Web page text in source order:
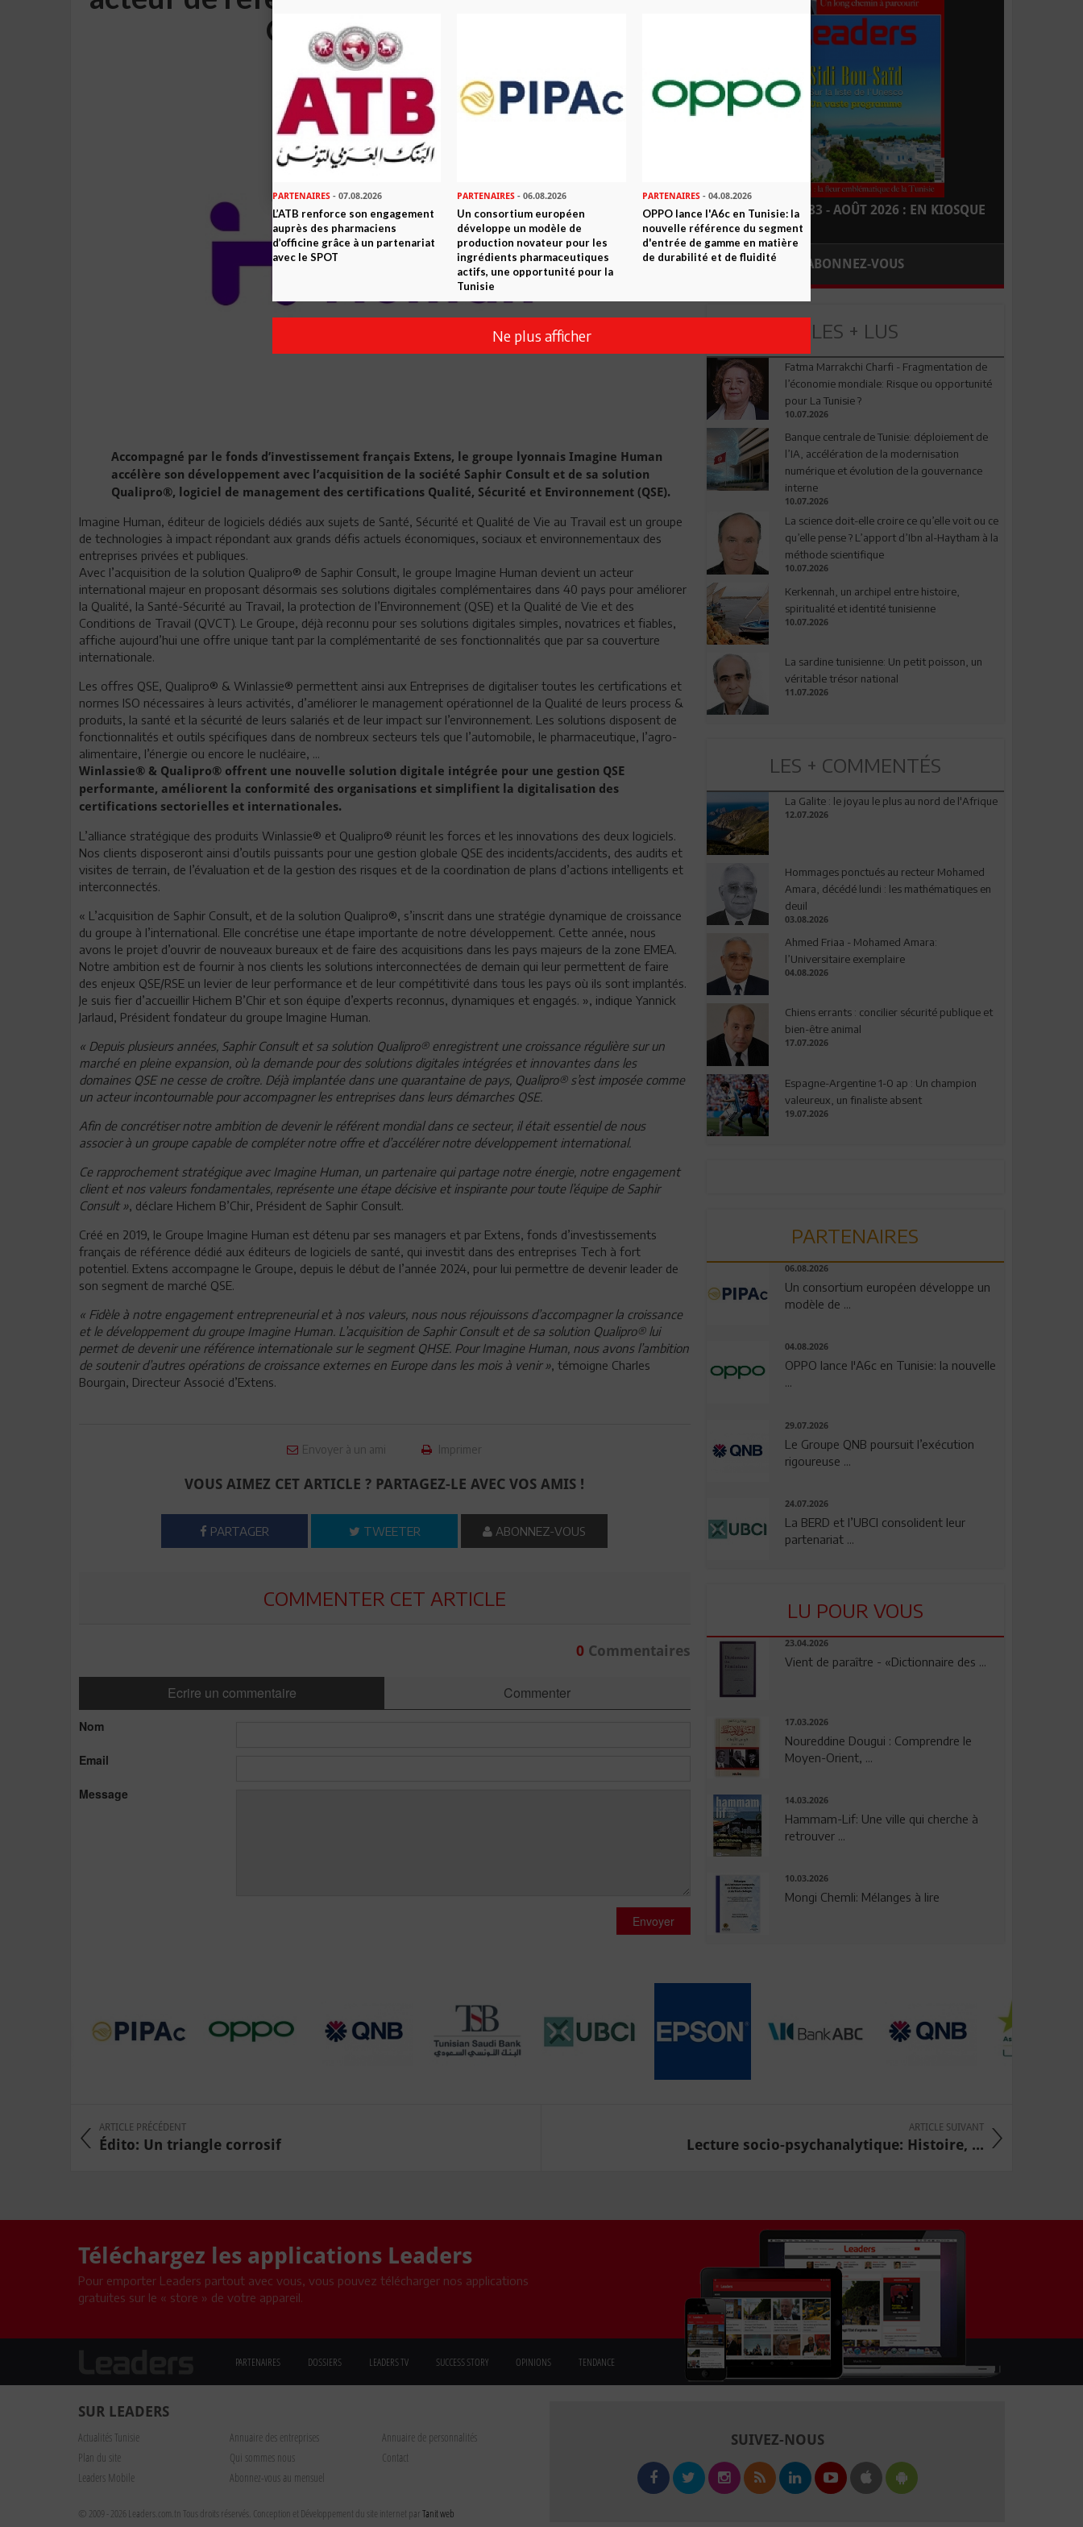
QSE dans 40 pays
Accompagné par le fonds d’investissement français Extens, le groupe lyonnais Imagine Human
accélère son développement avec l’acquisition de la société Saphir Consult et de sa solution
Qualipro®, logiciel de management des certifications Qualité, Sécurité et Environnement (QSE).
Imagine Human, éditeur de logiciels dédiés aux sujets de Santé, Sécurité et Qualité de Vie au Travail est un groupe
de technologies à impact répondant aux grands défis actuels économiques, sociaux et environnementaux des
entreprises privées et publiques.
Avec l’acquisition de la solution Qualipro® de Saphir Consult, le groupe Imagine Human devient un acteur
international majeur en proposant désormais ses solutions digitales complémentaires dans 40 pays pour améliorer
la Qualité, la Santé-Sécurité au Travail, la protection de l’Environnement (QSE) et la Qualité de Vie et des
Conditions de Travail (QVCT). Le Groupe, déjà reconnu pour ses solutions digitales simples, novatrices et fiables,
affiche aujourd’hui une offre unique tant par la complémentarité de ses fonctionnalités que par sa couverture
internationale.
Les offres QSE, Qualipro® & Winlassie® permettent ainsi aux Entreprises de digitaliser toutes les certifications et
normes ISO nécessaires à leurs activités, d’améliorer le management opérationnel de la Qualité de leurs process &
produits, la santé et la sécurité de leurs salariés et de leur impact sur l’environnement. Les solutions disposent de
fonctionnalités et outils spécifiques dans de nombreux secteurs tels que l’automobile, le pharmaceutique, l’agro-
alimentaire, l’énergie ou encore le nucléaire, ...
Winlassie® & Qualipro® offrent une nouvelle solution digitale intégrée pour une gestion QSE
performante, améliorent la conformité des organisations et simplifient la digitalisation des
certifications sectorielles et internationales.
L’alliance stratégique des produits Winlassie® et Qualipro® réunit les forces et les innovations des deux logiciels.
Nos clients disposeront ainsi d’outils puissants pour une gestion globale QSE des incidents/accidents, des audits et
visites de terrain, de l’évaluation et de la gestion des risques et de la coordination de plans d’actions intelligents et
interconnectés.
« L’acquisition de Saphir Consult, et de la solution Qualipro®, s’inscrit dans une stratégie dynamique de croissance
du groupe à l’international. Elle concrétise une étape importante de notre développement. Cette année, nous
avons le projet d’ouvrir de nouveaux bureaux et de faire des acquisitions dans les pays majeurs de la zone EMEA.
Notre ambition est de fournir à nos clients les solutions interconnectées de demain qui leur permettent de faire
des enjeux QSE/RSE un levier de leur performance et de leur compétitivité dans tous les pays où ils sont implantés.
Je suis fier d’accueillir Hichem B’Chir et son équipe d’experts reconnus, dynamiques et engagés. », indique Yannick
Jarlaud, Président fondateur du groupe Imagine Human.
« Depuis plusieurs années, Saphir Consult et sa solution Qualipro® enregistrent une croissance régulière sur un
marché en pleine expansion, où la demande pour des solutions digitales intégrées et innovantes dans les
domaines QSE ne cesse de croître. Déjà implantée dans une quarantaine de pays, Qualipro® s’est imposée comme
un acteur incontournable pour accompagner les entreprises dans leurs démarches QSE.
Afin de concrétiser notre ambition de devenir le référent mondial dans ce secteur, il était essentiel de nous
associer à un groupe capable de compléter notre offre et d’accélérer notre développement international.
Ce rapprochement stratégique avec Imagine Human, un partenaire qui partage notre énergie, notre engagement
client et nos valeurs fondamentales, représente une étape décisive et inspirante pour toute l’équipe de Saphir
Consult », déclare Hichem B’Chir, Président de Saphir Consult.
Créé en 2019, le Groupe Imagine Human est détenu par ses managers et par Extens, fonds d’investissements
français de référence dédié aux éditeurs de logiciels de santé, qui investit dans des entreprises Tech à fort
potentiel. Extens accompagne le Groupe, depuis le début de l’année 2024, pour lui permettre de devenir leader de
son segment de marché QSE.
« Fidèle à notre engagement entrepreneurial et à nos valeurs, nous nous réjouissons d’accompagner la croissance
et le développement du groupe Imagine Human. L’acquisition de Saphir Consult et de sa solution Qualipro® lui
permet de devenir une référence internationale sur le segment QHSE. Pour Imagine Human, nous avons l’ambition
de soutenir d’autres opérations de croissance externes en Europe dans les mois à venir », témoigne Charles
Bourgain, Directeur Associé d’Extens.
Envoyer à un ami Imprimer
VOUS AIMEZ CET ARTICLE ? PARTAGEZ-LE AVEC VOS AMIS !
PARTAGER TWEETER ABONNEZ-VOUS
COMMENTER CET ARTICLE
0Commentaires
Ecrire un commentaire Commenter
Nom
Email
Message
Envoyer
LEADERS N° 183 - AOÛT 2026 : EN KIOSQUE
ABONNEZ-VOUS
LES + LUS
Fatma Marrakchi Charfi - Fragmentation de
l’économie mondiale: Risque ou opportunité
pour La Tunisie ?
10.07.2026
Banque centrale de Tunisie: déploiement de
l’IA, accélération de la modernisation
numérique et évolution de la gouvernance
interne
10.07.2026
La science doit-elle croire ce qu’elle voit ou ce
qu’elle pense ? L’apport d’Ibn al-Haytham à la
méthode scientifique
10.07.2026
Kerkennah, un archipel entre histoire,
spiritualité et identité tunisienne
10.07.2026
La sardine tunisienne: Un petit poisson, un
véritable trésor national
11.07.2026
LES + COMMENTÉS
La Galite : le joyau le plus au nord de l'Afrique
12.07.2026
Hommages ponctués au recteur Mohamed
Amara, décédé lundi : les mathématiques en
deuil
03.08.2026
Ahmed Friaa - Mohamed Amara:
l’Universitaire exemplaire
04.08.2026
Chiens errants : concilier sécurité publique et
bien-être animal
17.07.2026
Espagne-Argentine 1-0 ap : Un champion
valeureux, un finaliste absent
19.07.2026
PARTENAIRES
06.08.2026
Un consortium européen développe un
modèle de ...
04.08.2026
OPPO lance l'A6c en Tunisie: la nouvelle
...
29.07.2026
Le Groupe QNB poursuit l’exécution
rigoureuse ...
24.07.2026
La BERD et l’UBCI consolident leur
partenariat ...
LU POUR VOUS
23.04.2026
Vient de paraître - «Dictionnaire des ...
17.03.2026
Noureddine Dougui : Comprendre le
Moyen-Orient, ...
14.03.2026
Hammam-Lif: Une ville qui cherche à
retrouver ...
10.03.2026
Mongi Chemli: Mélanges à lire
ARTICLE PRÉCÉDENT
Édito: Un triangle corrosif
ARTICLE SUIVANT
Lecture socio-psychanalytique: Histoire, ...
Téléchargez les applications Leaders
Pour emporter Leaders partout avec vous, vous pouvez télécharger nos applications
gratuites sur le « store » de votre appareil.
PARTENAIRES DOSSIERS LEADERS TV SUCCESS STORY OPINIONS TENDANCE
SUR LEADERS
Actualités Tunisie Annuaire des entreprises
Annuaire de personnalités
Plan du site
Qui sommes nous
Contact
Leaders Mobile
Abonnez-vous au mensuel
© 2009 - 2026 Leaders.com.tn Tous droits réservés. Conception et Développement du site internet parTanit web
SUIVEZ-NOUS
PARTENAIRES - 07.08.2026
L’ATB renforce son engagement
auprès des pharmaciens
d’officine grâce à un partenariat
avec le SPOT
PARTENAIRES - 06.08.2026
Un consortium européen
développe un modèle de
production novateur pour les
ingrédients pharmaceutiques
actifs, une opportunité pour la
Tunisie
PARTENAIRES- 04.08.2026
OPPO lance l'A6c en Tunisie: la
nouvelle référence du segment
d'entrée de gamme en matière
de durabilité et de fluidité
Ne plus afficher